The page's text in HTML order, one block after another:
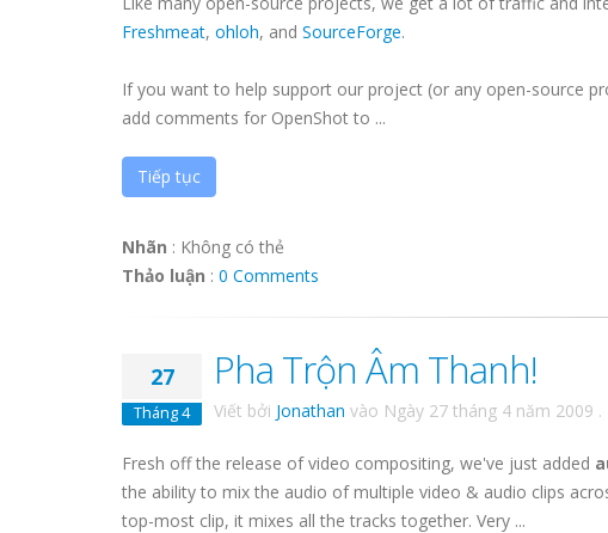
Freshmeat, ohloh, and SourceForge.
If you want to help support our project (or any open-source
add comments for OpenShot to ...
Tiếp tục
Nhãn : Không có thẻ
Thảo luận : 0 Comments
27
Tháng 4
Pha Trộn Âm Thanh!
Viết bởi Jonathan vào Ngày 27 tháng 4 năm 2009 .
Fresh off the release of video compositing, we've just added
the ability to mix the audio of multiple video & audio clips
top-most clip, it mixes all the tracks together. Very ...